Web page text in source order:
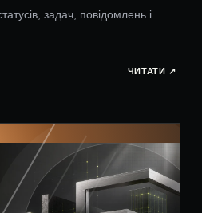
задач, повідомлень і
ЧИТАТИ ↗︎